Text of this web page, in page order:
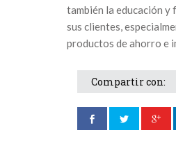
también la educación y
sus clientes,
productos de ahorro e
Compartir con: